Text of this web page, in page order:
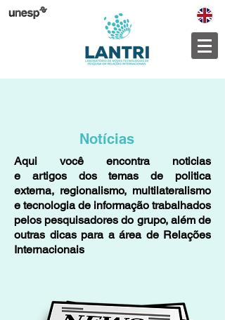
Notícias
Aqui você encontra noticias
e artigos dos temas de politica
externa, regionalismo, multilateralismo
e tecnologia de informação trabalhados
pelos pesquisadores do grupo, além de
outras dicas para a área de Relações
Internacionais